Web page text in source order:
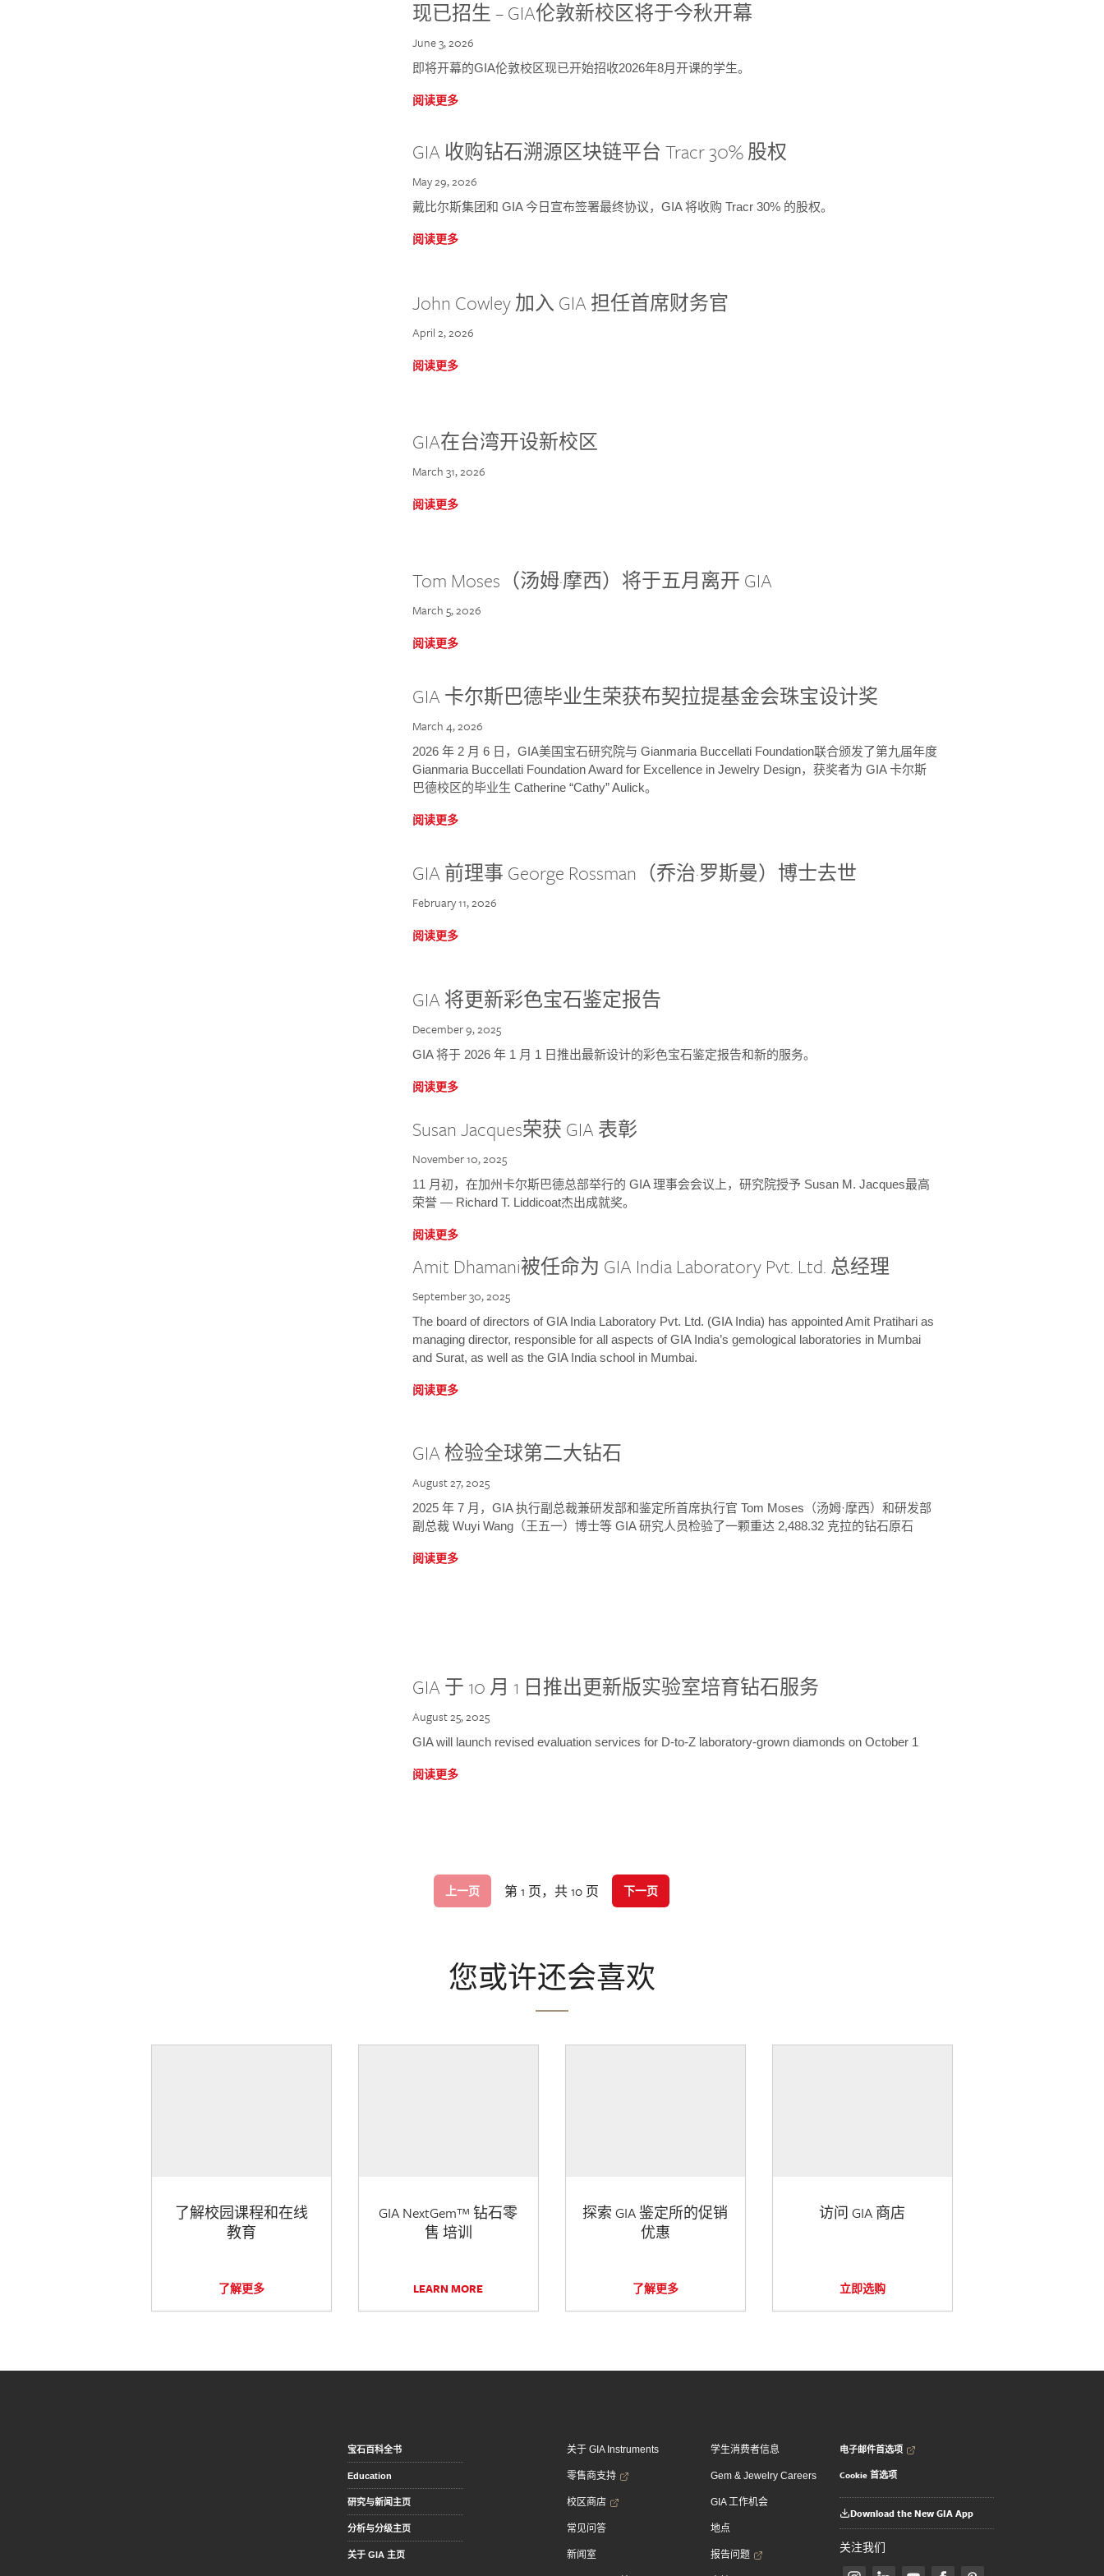
现已招生 – GIA伦敦新校区将于今秋开幕
June 3, 2026
即将开幕的GIA伦敦校区现已开始招收2026年8月开课的学生。
阅读更多
GIA 收购钻石溯源区块链平台 Tracr 30% 股权
May 29, 2026
戴比尔斯集团和 GIA 今日宣布签署最终协议，GIA 将收购 Tracr 30% 的股权。
阅读更多
John Cowley 加入 GIA 担任首席财务官
April 2, 2026
阅读更多
GIA在台湾开设新校区
March 31, 2026
阅读更多
Tom Moses（汤姆·摩西）将于五月离开 GIA
March 5, 2026
阅读更多
GIA 卡尔斯巴德毕业生荣获布契拉提基金会珠宝设计奖
March 4, 2026
2026 年 2 月 6 日，GIA美国宝石研究院与 Gianmaria Buccellati Foundation联合颁发了第九届年度
Gianmaria Buccellati Foundation Award for Excellence in Jewelry Design，获奖者为 GIA 卡尔斯
巴德校区的毕业生 Catherine “Cathy” Aulick。
阅读更多
GIA 前理事 George Rossman（乔治·罗斯曼）博士去世
February 11, 2026
阅读更多
GIA 将更新彩色宝石鉴定报告
December 9, 2025
GIA 将于 2026 年 1 月 1 日推出最新设计的彩色宝石鉴定报告和新的服务。
阅读更多
Susan Jacques荣获 GIA 表彰
November 10, 2025
11 月初，在加州卡尔斯巴德总部举行的 GIA 理事会会议上，研究院授予 Susan M. Jacques最高
荣誉 — Richard T. Liddicoat杰出成就奖。
阅读更多
Amit Dhamani被任命为 GIA India Laboratory Pvt. Ltd. 总经理
September 30, 2025
The board of directors of GIA India Laboratory Pvt. Ltd. (GIA India) has appointed Amit Pratihari as
managing director, responsible for all aspects of GIA India’s gemological laboratories in Mumbai
and Surat, as well as the GIA India school in Mumbai.
阅读更多
GIA 检验全球第二大钻石
August 27, 2025
2025 年 7 月，GIA 执行副总裁兼研发部和鉴定所首席执行官 Tom Moses（汤姆·摩西）和研发部
副总裁 Wuyi Wang（王五一）博士等 GIA 研究人员检验了一颗重达 2,488.32 克拉的钻石原石
阅读更多
GIA 于 10 月 1 日推出更新版实验室培育钻石服务
August 25, 2025
GIA will launch revised evaluation services for D-to-Z laboratory-grown diamonds on October 1
阅读更多
上一页 第 1 页，共 10 页 下一页
您或许还会喜欢
了解校园课程和在线
教育
了解更多
GIA NextGem™ 钻石零
售 培训
LEARN MORE
探索 GIA 鉴定所的促销
优惠
了解更多
访问 GIA 商店
立即选购
宝石百科全书
Education
研究与新闻主页
分析与分级主页
关于 GIA 主页
关于 GIA Instruments
零售商支持
校区商店
常见问答
新闻室
学生消费者信息
Gem & Jewelry Careers
GIA 工作机会
地点
报告问题
电子邮件首选项
Cookie 首选项
Download the New GIA App
关注我们